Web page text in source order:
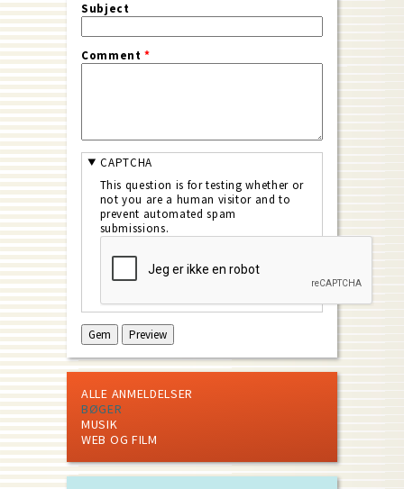
Subject
Comment*
CAPTCHA
This question is for testing whether or
not you are a human visitor and to
prevent automated spam
submissions.
ALLE ANMELDELSER
BØGER
MUSIK
WEB OG FILM